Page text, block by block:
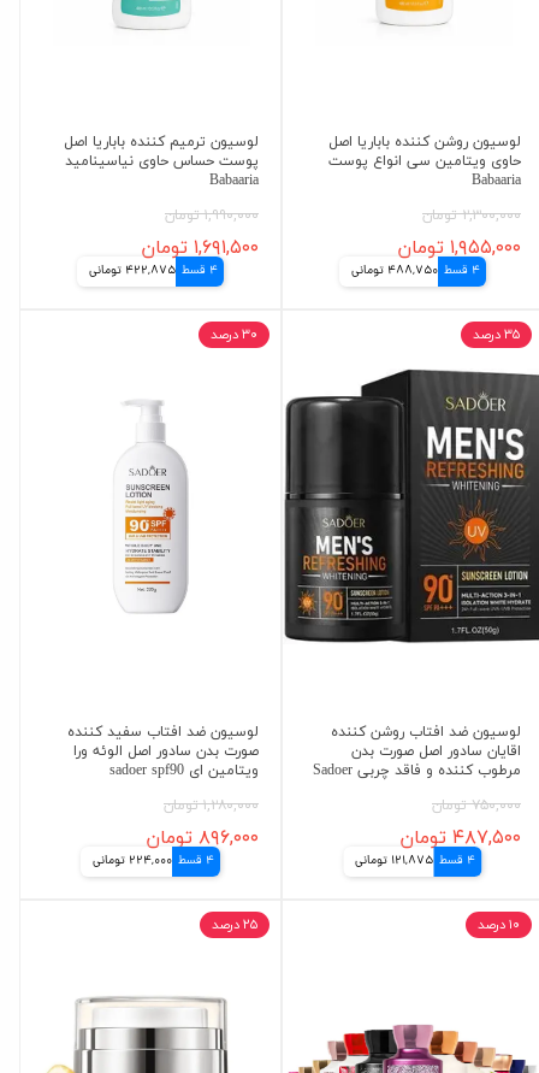
لوسیون روشن کننده باباریا اصل
حاوی ویتامین سی انواع پوست
Babaaria
۲,۳۰۰,۰۰۰ تومان
۱,۹۵۵,۰۰۰ تومان
4 قسط 488,750 تومانی
لوسیون ترمیم کننده باباریا اصل
پوست حساس حاوی نیاسینامید
Babaaria
۱,۹۹۰,۰۰۰ تومان
۱,۶۹۱,۵۰۰ تومان
4 قسط 422,875 تومانی
لوسیون ضد افتاب روشن کننده
اقایان سادور اصل صورت بدن
مرطوب کننده و فاقد چربی Sadoer
۷۵۰,۰۰۰ تومان
۴۸۷,۵۰۰ تومان
4 قسط 121,875 تومانی
۳۵ درصد
لوسیون ضد افتاب سفید کننده
صورت بدن سادور اصل الوئه ورا
ویتامین ای sadoer spf90
۱,۲۸۰,۰۰۰ تومان
۸۹۶,۰۰۰ تومان
4 قسط 224,000 تومانی
۳۰ درصد
۱۰ درصد ۲۵ درصد